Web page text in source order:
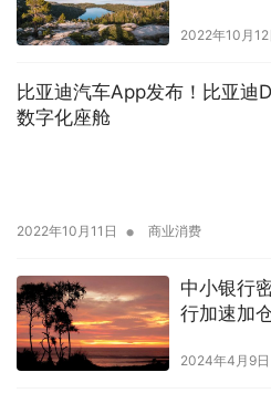
2022年10月12
比亚迪汽车App发布！比亚迪
数字化座舱
2022年10月11日 • 商业消费
中小银行
行加速加
2024年4月9日